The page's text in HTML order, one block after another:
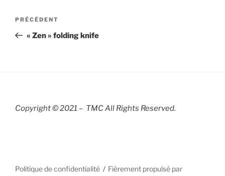
Navigation
l’article
Article
précédent
PRÉCÉDENT
« Zen » folding knife
Copyright © 2021 – TMC All Rights Reserved.
Politique de confidentialité Fièrement propulsé par